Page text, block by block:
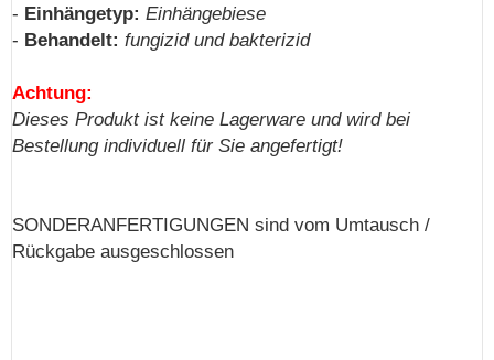
- Einhängetyp: Einhängebiese
- Behandelt: fungizid und bakterizid
Achtung:
Dieses Produkt ist keine Lagerware und wird bei
Bestellung individuell für Sie angefertigt!
SONDERANFERTIGUNGEN sind vom Umtausch /
Rückgabe ausgeschlossen